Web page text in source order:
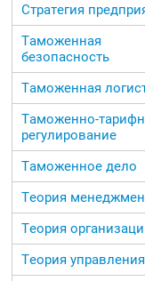
Стратегия
Таможенная
безопасность
Таможенная
Таможенно-
регулирование
Таможенное дело
Теория
Теория
Теория управления